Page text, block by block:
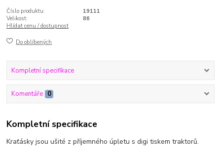
Číslo produktu:
19111
Velikost:
86
Hlídat cenu / dostupnost
Do oblíbených
Kompletní specifikace
Komentáře 0
Kompletní specifikace
Kraťásky jsou ušité z příjemného úpletu s digi tiskem traktorů.